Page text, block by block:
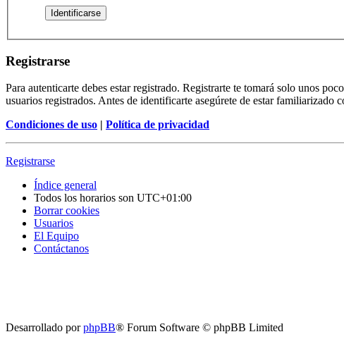
Registrarse
Para autenticarte debes estar registrado. Registrarte te tomará solo unos
usuarios registrados. Antes de identificarte asegúrete de estar
Condiciones de uso | Política de privacidad
Registrarse
Índice general
Todos los horarios son UTC+01:00
Borrar cookies
Usuarios
El Equipo
Contáctanos
Desarrollado porphpBB® Forum Software © phpBB Limited